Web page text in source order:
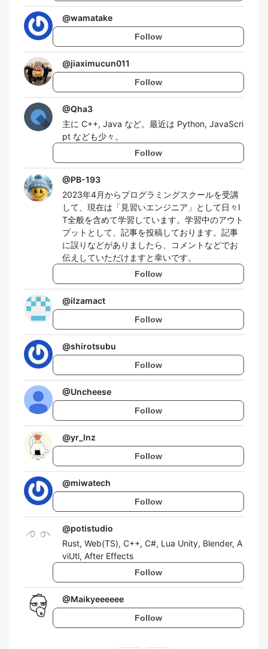
@wamatake
Follow
@jiaximucun011
Follow
@Qha3
主に C++, Java など。最近は Python, JavaScri
pt なども少々。
Follow
@PB-193
2023年4月からプログラミングスクールを受講
して、現在は「見習いエンジニア」として日々I
T全般を含めて学習しています。学習中のアウト
プットとして、記事を投稿しております。記事
に誤りなどがありましたら、コメントなどでお
伝えしていただけますと幸いです。
Follow
@ilzamact
Follow
@shirotsubu
Follow
@Uncheese
Follow
@yr_lnz
Follow
@miwatech
Follow
@potistudio
Rust, Web(TS), C++, C#, Lua Unity, Blender, A
viUtl, After Effects
Follow
@Maikyeeeeee
Follow